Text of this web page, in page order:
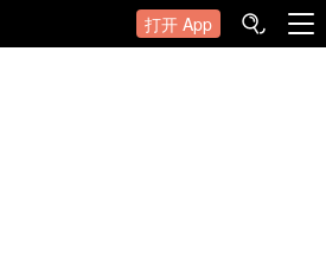
打开 App